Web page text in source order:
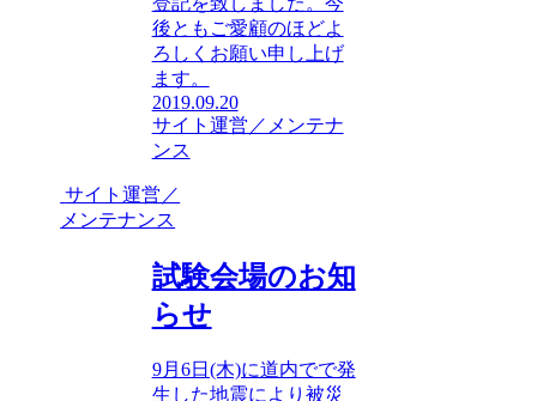
後ともご愛顧のほどよ
ろしくお願い申し上げ
ます。
2019.09.20
サイト運営／メンテナ
ンス
サイト運営／
メンテナンス
試験会場のお知
らせ
9月6日(木)に道内でで発
生した地震により被災